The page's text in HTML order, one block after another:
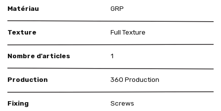
Matériau GRP
Texture Full Texture
Nombre d'articles 1
Production 360 Production
Fixing Screws